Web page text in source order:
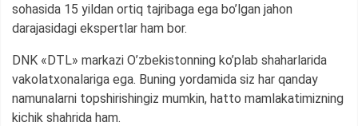
sohasida 15 yildan ortiq tajribaga ega bo’lgan jahon
darajasidagi ekspertlar ham bor.
DNK «DTL» markazi O’zbekistonning ko’plab shaharlarida
vakolatxonalariga ega. Buning yordamida siz har qanday
namunalarni topshirishingiz mumkin, hatto mamlakatimizning
kichik shahrida ham.